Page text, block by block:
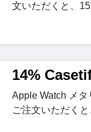
文いただくと、
14%
Apple Watch メ
ご注文いただく